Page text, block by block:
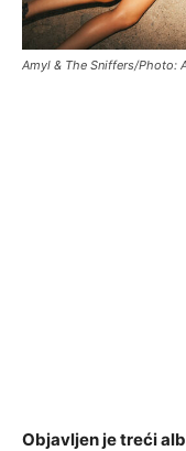
Amyl & The Sniffers/Photo:
Objavljen je treći